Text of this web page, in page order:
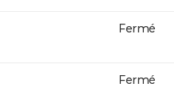
Fermé
Fermé